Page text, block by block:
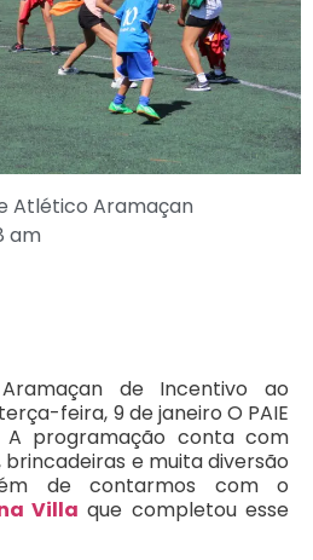
Atlético Aramaçan
am
de Incentivo ao
feira, 9 de janeiro O PAIE
A programação conta com
e muita diversão
de contarmos com o
Villa que completou esse